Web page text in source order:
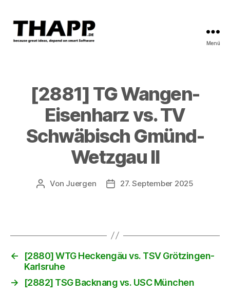
Menü
[2881] TG Wangen-
Eisenharz vs. TV
Schwäbisch Gmünd-
Wetzgau II
Beitragsautor
Von Juergen Beitragsdatum
27. September 2025
←
[2880] WTG Heckengäu vs. TSV Grötzingen-
Karlsruhe
→
[2882] TSG Backnang vs. USC München